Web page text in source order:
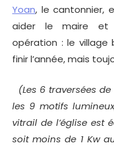
Yoan, le cantonnier,
aider le maire et
opération : le village
finir l’année, mais
(Les 6 traversées
les 9 motifs
vitrail de l’église est
soit moins de 1 Kw